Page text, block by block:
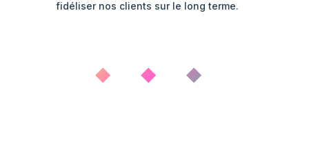
fidéliser nos clients sur le long terme.
◆ ◆ ◆